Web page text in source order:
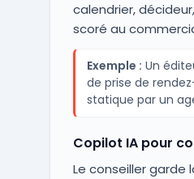
calendrier,
scoré au
Exemple : Un
de prise de
statique par un
Copilot IA pour
Le conseiller garde